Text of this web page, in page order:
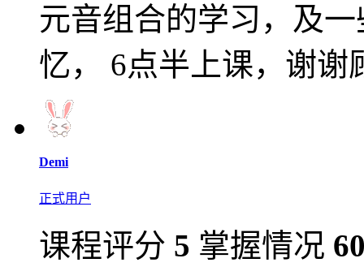
元音组合的学习，及
忆， 6点半上课，谢谢
Demi
正式用户
课程评分 5 掌握情况